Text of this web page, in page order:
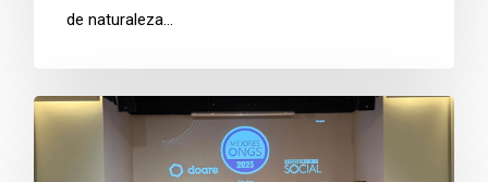
de naturaleza…